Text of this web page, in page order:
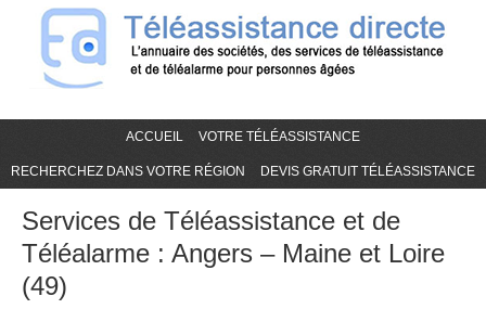
ACCUEIL VOTRE TÉLÉASSISTANCE
RECHERCHEZ DANS VOTRE RÉGION DEVIS GRATUIT TÉLÉASSISTANCE
Services de Téléassistance et de
Téléalarme : Angers – Maine et Loire
(49)